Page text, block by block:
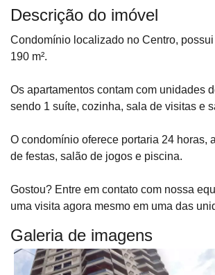
Descrição do imóvel
Condomínio localizado no Centro,
190 m².
Os apartamentos contam com unidades
sendo 1 suíte, cozinha, sala de visitas e
O condomínio oferece portaria 24 horas,
de festas, salão de jogos e piscina.
Gostou? Entre em contato com nossa
uma visita agora mesmo em uma das
Galeria de imagens